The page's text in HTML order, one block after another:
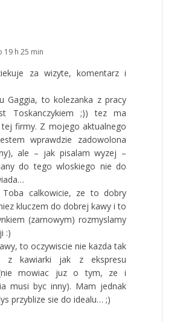
19 h 25 min
za wizyte, komentarz i
Gaggia, to kolezanka z pracy
Toskanczykiem ;)) tez ma
tej firmy. Z mojego aktualnego
wprawdzie zadowolona
ale – jak pisalam wyzej –
do tego wloskiego nie do
calkowicie, ze to dobry
kluczem do dobrej kawy i to
(zarnowym) rozmyslamy
:)
to oczywiscie nie kazda tak
z kawiarki jak z ekspresu
(nie mowiac juz o tym, ze i
musi byc inny). Mam jednak
przyblize sie do idealu… ;)